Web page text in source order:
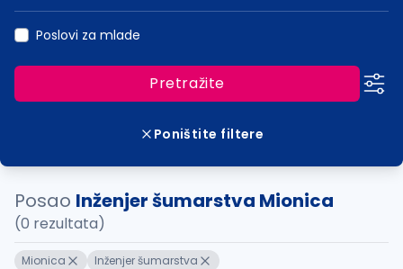
Poslovi za mlade
Pretražite
Poništite filtere
Posao Inženjer šumarstva Mionica
(0 rezultata)
Mionica Inženjer šumarstva